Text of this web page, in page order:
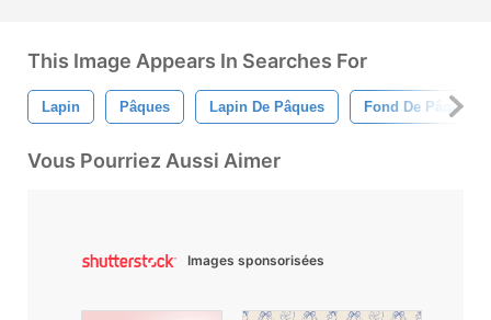
This Image Appears In Searches For
Lapin Pâques Lapin De Pâques Fond De Pâques
Vous Pourriez Aussi Aimer
Images sponsorisées